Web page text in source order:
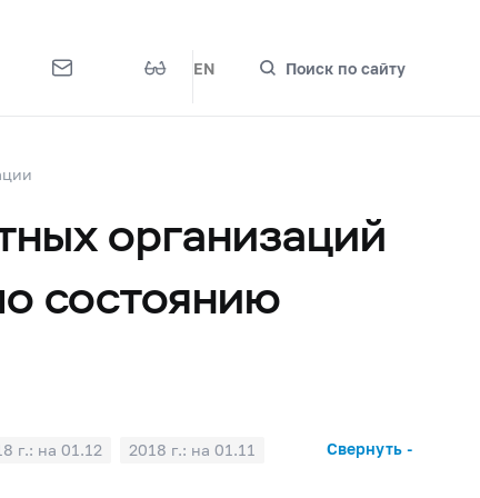
EN Поиск по сайту
организаций
состоянию
г.: на 01.12
2018 г.: на 01.11
Свернуть -